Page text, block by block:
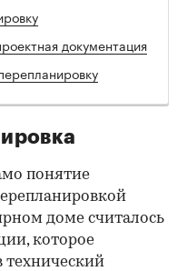
документация
понятие
доме считалось
которое
технический